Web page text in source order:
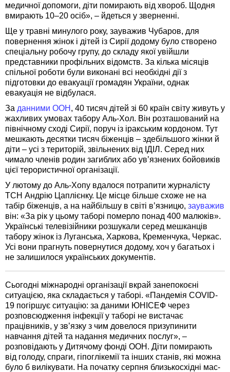
медичної допомоги, діти помирають від хвороб. Щодня
вмирають 10–20 осіб», – йдеться у зверненні.
Ще у травні минулого року, зауважив Чубаров, для
повернення жінок і дітей із Сирії додому було створено
спеціальну робочу групу, до складу якої увійшли
представники профільних відомств. За кілька місяців
спільної роботи були виконані всі необхідні дії з
підготовки до евакуації громадян України, однак
евакуація не відбулася.
За данними ООН , 40 тисяч дітей зі 60 країн світу живуть у
жахливих умовах табору Аль-Хол. Він розташований на
північному сході Сирії, поруч із іракським кордоном. Тут
мешкають десятки тисяч біженців – здебільшого жінки й
діти – усі з територій, звільнених від ІДІЛ. Серед них
чимало членів родин загиблих або ув’язнених бойовиків
цієї терористичної організації.
У лютому до Аль-Хопу вдалося потрапити журналісту
ТСН Андрію Цаплієнку. Це місце більше схоже не на
табір біженців, а на найбільшу в світі в’язницю, зауважив
він: «За рік у цьому таборі померло понад 400 малюків».
Українські телевізійники розшукали серед мешканців
табору жінок із Луганська, Харкова, Кременчука, Черкас.
Усі вони прагнуть повернутися додому, хоч у багатьох і
не залишилося українських документів.
Сьогодні міжнародні організації вкрай занепокоєні
ситуацією, яка складається у таборі. «Пандемія COVID-
19 погіршує ситуацію: за даними ЮНІСЕФ через
розповсюдження інфекції у таборі не вистачає
працівників, у зв’язку з чим довелося призупинити
навчання дітей та надання медичних послуг», –
розповідають у Дитячому фонді ООН. Діти помирають
від голоду, спраги, гіпоглікемії та інших станів, які можна
було б вилікувати. На початку серпня близькосхідні мас-